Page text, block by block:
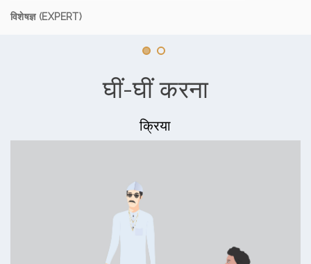
विशेषज्ञ (EXPERT)
घीं-घीं करना
क्रिया